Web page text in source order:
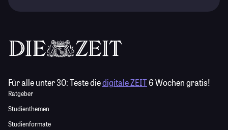
Für alle unter 30:Teste diedigitale ZEIT6 Wochen gratis!
Ratgeber
Studienthemen
Studienformate